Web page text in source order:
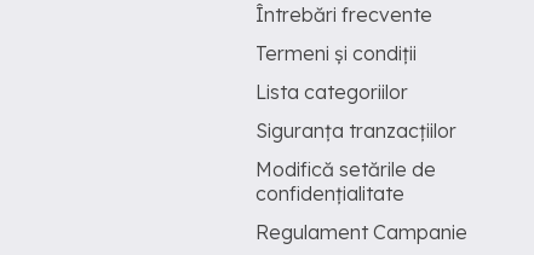
Întrebări frecvente
Termeni și condiții
Lista categoriilor
Siguranța tranzacțiilor
Modifică setările de
confidențialitate
Regulament Campanie